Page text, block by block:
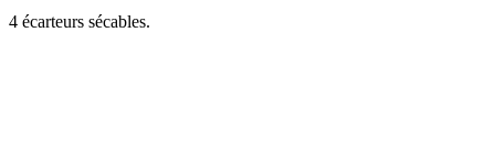
4 écarteurs sécables.